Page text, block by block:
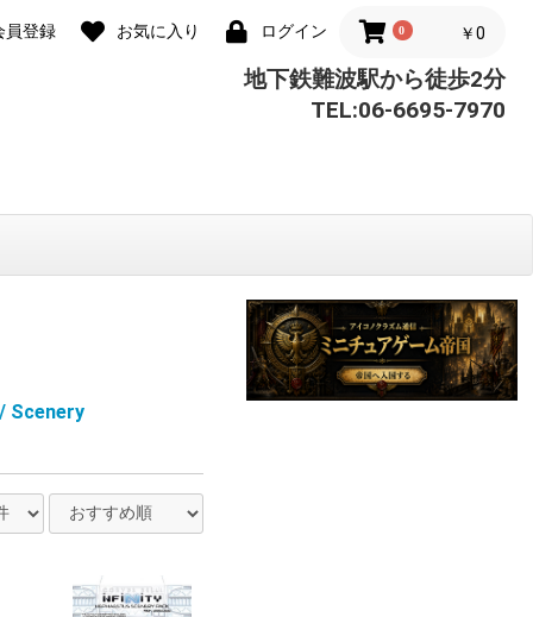
員登録 お気に入り ログイン 0 ￥0
地下鉄難波駅から徒歩2分
TEL:06-6695-7970
Scenery